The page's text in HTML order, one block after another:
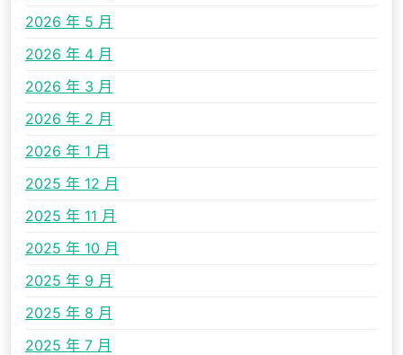
2026 年 5 月
2026 年 4 月
2026 年 3 月
2026 年 2 月
2026 年 1 月
2025 年 12 月
2025 年 11 月
2025 年 10 月
2025 年 9 月
2025 年 8 月
2025 年 7 月